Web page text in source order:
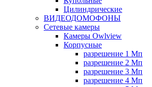
Цилиндрические
ВИДЕОДОМОФОНЫ
Сетевые камеры
Камеры Owlview
Корпусные
разрешение 1 Мп
разрешение 2 Мп
разрешение 3 Мп
разрешение 4 Мп